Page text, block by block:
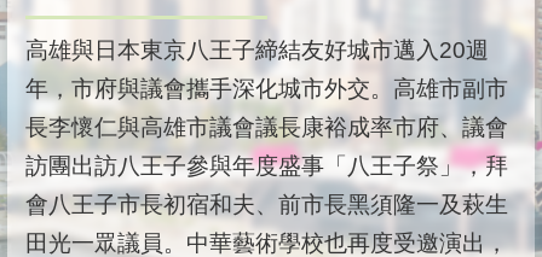
高雄與日本東京八王子締結友好城市邁入20週
年，市府與議會攜手深化城市外交。高雄市副市
長李懷仁與高雄市議會議長康裕成率市府、議會
訪團出訪八王子參與年度盛事「八王子祭」，拜
會八王子市長初宿和夫、前市長黑須隆一及萩生
田光一眾議員。中華藝術學校也再度受邀演出，